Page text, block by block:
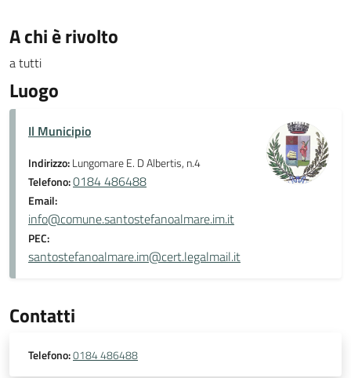
A chi è rivolto
a tutti
Luogo
Il Municipio
Indirizzo:Lungomare E. D Albertis, n.4
Telefono:0184 486488
Email:
info@comune.santostefanoalmare.im.it
PEC:
santostefanoalmare.im@cert.legalmail.it
Contatti
Telefono:0184 486488